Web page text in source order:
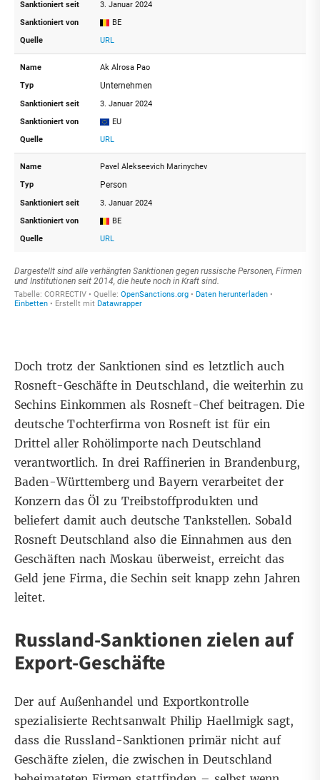
Dochtrotz der Sanktionen sind es letztlich auch
Rosneft-Geschäfte in Deutschland, die weiterhin zu
Sechins Einkommen als Rosneft-Chef beitragen. Die
deutsche Tochterfirma von Rosneft ist für ein
Drittel aller Rohölimporte nach Deutschland
verantwortlich. In drei Raffinerien in Brandenburg,
Baden-Württemberg und Bayern verarbeitet der
Konzern das Öl zu Treibstoffprodukten und
beliefert damit auch deutsche Tankstellen. Sobald
Rosneft Deutschland also die Einnahmen aus den
Geschäften nach Moskau überweist, erreicht das
Geld jene Firma, die Sechin seit knapp zehn Jahren
leitet.
Russland-Sanktionen zielen auf
Export-Geschäfte
Der auf Außenhandel und Exportkontrolle
spezialisierte Rechtsanwalt Philip Haellmigk sagt,
dass die Russland-Sanktionen primär nicht auf
Geschäfte zielen, die zwischen in Deutschland